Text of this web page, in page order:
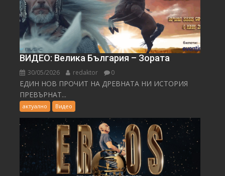
ВИДЕО: Велика България – Зората
30/05/2026 redaktor 0
ЕДИН НОВ ПРОЧИТ НА ДРЕВНАТА НИ ИСТОРИЯ
ПРЕВЪРНАТ...
актуално Видео